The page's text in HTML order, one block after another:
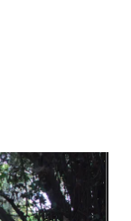
браузере для